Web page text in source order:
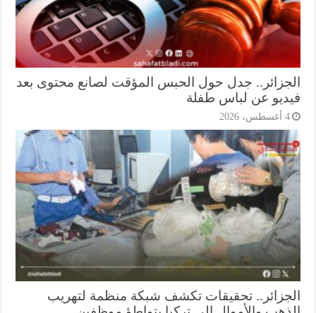
جدل حول الحبس المؤقت لصانع محتوى بعد
عن لباس طفلة
تحقيقات تكشف شبكة منظمة لتهريب